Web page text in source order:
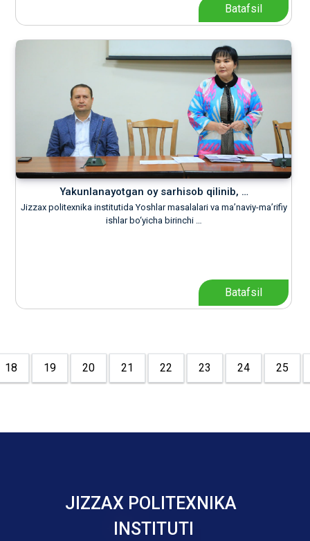
Batafsil
Yakunlanayotgan oy sarhisob qilinib, …
Jizzax politexnika institutida Yoshlar masalalari va ma’naviy-ma’rifiy
ishlar bo‘yicha birinchi …
Batafsil
18 19 20 21 22 23 24 25
JIZZAX POLITEXNIKA
INSTITUTI